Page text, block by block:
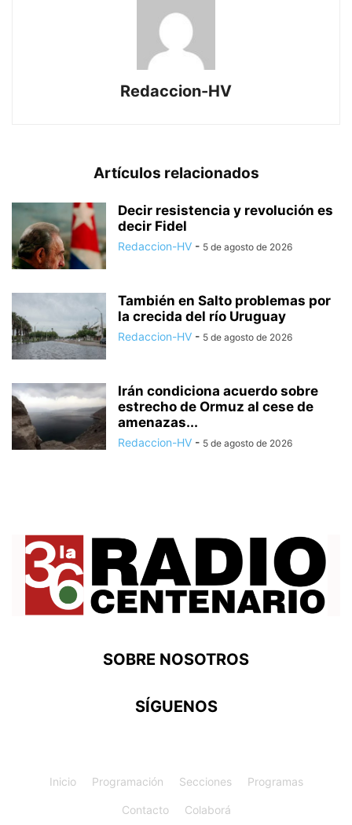
Redaccion-HV
Artículos relacionados
Decir resistencia y revolución es
decir Fidel
Redaccion-HV - 5 de agosto de 2026
También en Salto problemas por
la crecida del río Uruguay
Redaccion-HV - 5 de agosto de 2026
Irán condiciona acuerdo sobre
estrecho de Ormuz al cese de
amenazas...
Redaccion-HV - 5 de agosto de 2026
SOBRE NOSOTROS
SÍGUENOS
Inicio Programación Secciones Programas
Contacto Colaborá